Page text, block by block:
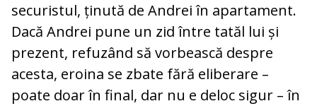
securistul, ținută de Andrei în apartament.
Dacă Andrei pune un zid între tatăl lui și
prezent, refuzând să vorbească despre
acesta, eroina se zbate fără eliberare –
poate doar în final, dar nu e deloc sigur – în